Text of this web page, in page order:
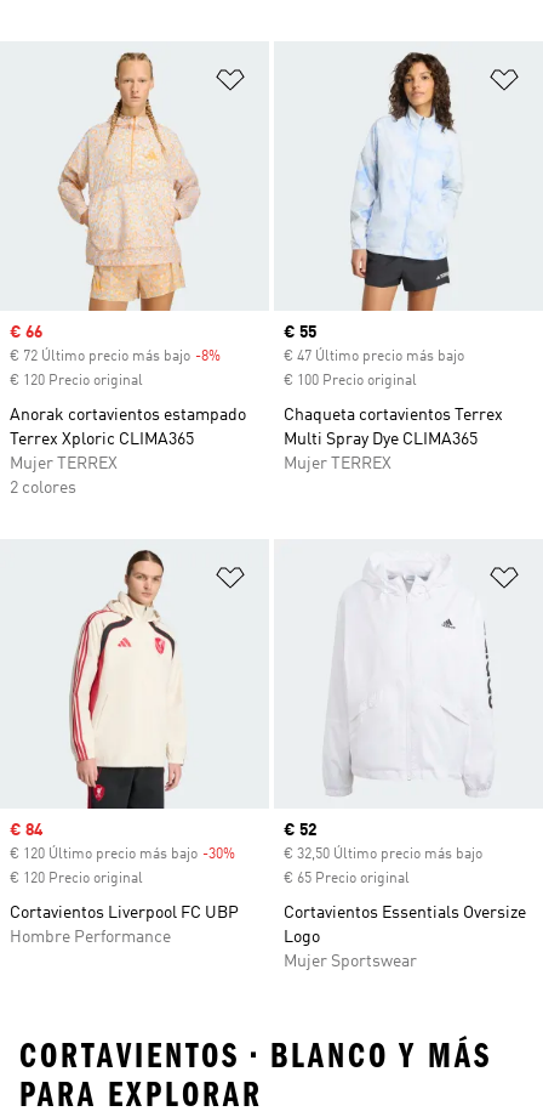
Añadir a la lista de deseos
Precio de venta
€ 66
€ 72 Último precio más bajo -8% Descuento
€ 120 Precio original
Anorak cortavientos estampado
Terrex Xploric CLIMA365
Mujer TERREX
2 colores
Precio actual
€ 55
€ 47 Último precio más bajo
€ 100 Precio original
Chaqueta cortavientos Terrex
Multi Spray Dye CLIMA365
Mujer TERREX
Añadir a la lista de deseos
Precio de venta
€ 84
€ 120 Último precio más bajo -30% Descuento
€ 120 Precio original
Cortavientos Liverpool FC UBP
Hombre Performance
Precio actual
€ 52
€ 32,50 Último precio más bajo
€ 65 Precio original
Cortavientos Essentials Oversize
Logo
Mujer Sportswear
CORTAVIENTOS • BLANCO Y MÁS
PARA EXPLORAR